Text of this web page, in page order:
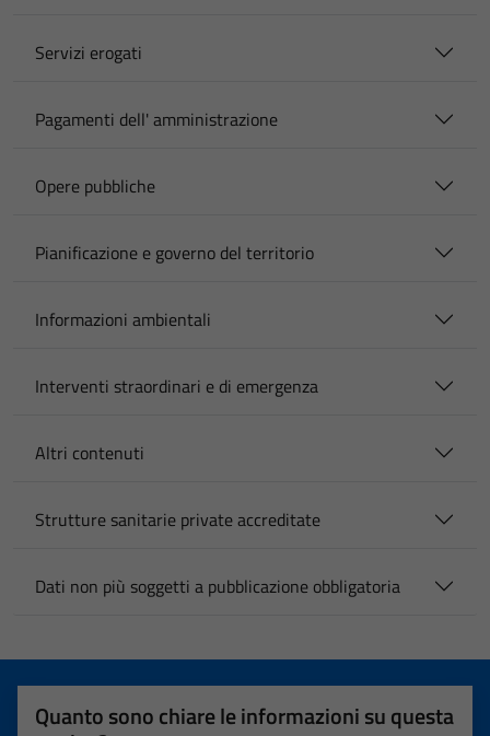
Servizi erogati
Pagamenti dell' amministrazione
Opere pubbliche
Pianificazione e governo del territorio
Informazioni ambientali
Interventi straordinari e di emergenza
Altri contenuti
Strutture sanitarie private accreditate
Dati non più soggetti a pubblicazione obbligatoria
Quanto sono chiare le informazioni su questa